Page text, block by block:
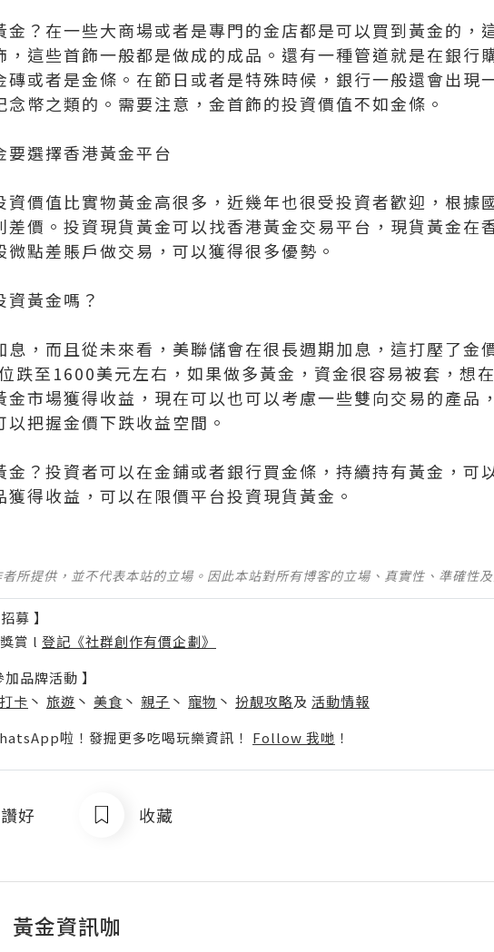
金？在一些大商場或者是專門的金店都是可以買到黃金的，
，這些首飾一般都是做成的成品。還有一種管道就是在銀行
磚或者是金條。在節日或者是特殊時候，銀行一般還會出現
念幣之類的。需要注意，金首飾的投資價值不如金條。
要選擇香港黃金平台
資價值比實物黃金高很多，近幾年也很受投資者歡迎，根據
差價。投資現貨黃金可以找香港黃金交易平台，現貨黃金在
微點差賬戶做交易，可以獲得很多優勢。
資黃金嗎？
息，而且從未來看，美聯儲會在很長週期加息，這打壓了金
跌至1600美元左右，如果做多黃金，資金很容易被套，想
金市場獲得收益，現在可以也可以考慮一些雙向交易的產品
以把握金價下跌收益空間。
金？投資者可以在金鋪或者銀行買金條，持續持有黃金，可
獲得收益，可以在限價平台投資現貨黃金。
所提供，並不代表本站的立場。因此本站對所有博客的立場、真實性、準確性
募 】
賞 l 登記《社群創作有價企劃》
品牌活動 】
打卡 丶 旅遊 丶 美食 丶 親子 丶 寵物 丶 扮靚攻略及 活動情報
啦！發掘更多吃喝玩樂資訊！ Follow 我哋 ！
好 收藏
黃金資訊咖